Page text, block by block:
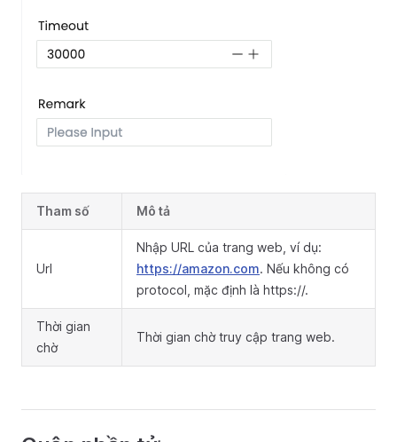
Tham số Mô tả
Url
Nhập URL của trang web, ví dụ:
https://amazon.com. Nếu không có
protocol, mặc định là https://.
Thời gian
chờ
Thời gian chờ truy cập trang web.